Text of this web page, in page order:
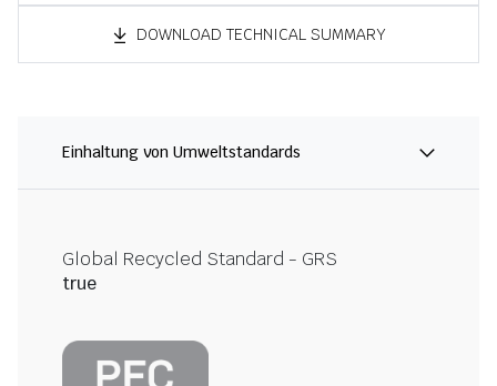
DOWNLOAD TECHNICAL SUMMARY
Einhaltung von Umweltstandards
Global Recycled Standard - GRS
true